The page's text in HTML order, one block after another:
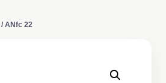
/ ANfc 22